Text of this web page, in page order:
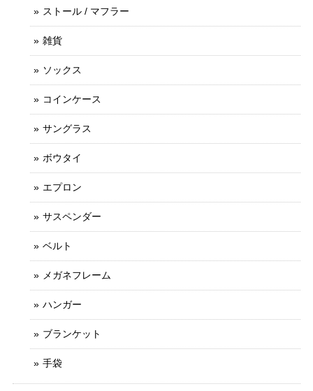
ストール / マフラー
雑貨
ソックス
コインケース
サングラス
ボウタイ
エプロン
サスペンダー
ベルト
メガネフレーム
ハンガー
ブランケット
手袋